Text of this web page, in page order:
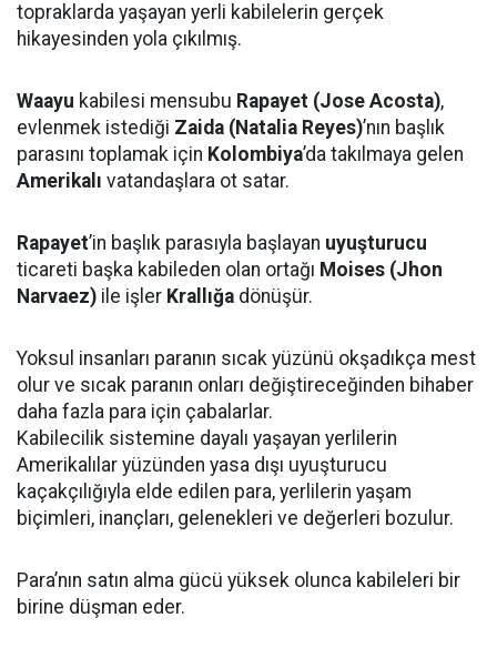
topraklarda yaşayan yerli kabilelerin gerçek
hikayesinden yola çıkılmış.
Waayu kabilesi mensubu Rapayet (Jose Acosta),
evlenmek istediği Zaida (Natalia Reyes)’nın başlık
parasını toplamak için Kolombiya’da takılmaya gelen
Amerikalı vatandaşlara ot satar.
Rapayet’in başlık parasıyla başlayan uyuşturucu
ticareti başka kabileden olan ortağı Moises (Jhon
Narvaez) ile işler Krallığa dönüşür.
Yoksul insanları paranın sıcak yüzünü okşadıkça mest
olur ve sıcak paranın onları değiştireceğinden bihaber
daha fazla para için çabalarlar.
Kabilecilik sistemine dayalı yaşayan yerlilerin
Amerikalılar yüzünden yasa dışı uyuşturucu
kaçakçılığıyla elde edilen para, yerlilerin yaşam
biçimleri, inançları, gelenekleri ve değerleri bozulur.
Para’nın satın alma gücü yüksek olunca kabileleri bir
birine düşman eder.